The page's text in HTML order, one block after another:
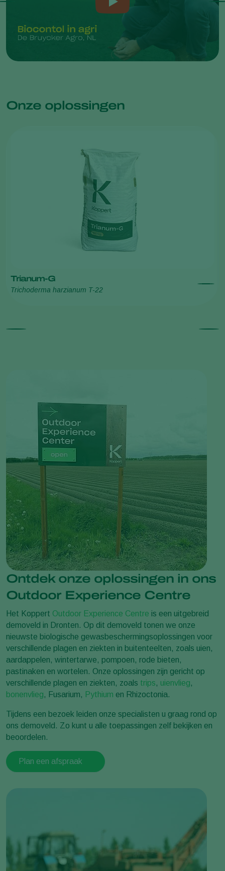
vijanden tegen trips is het belangrijk om preventief te werk
Orius is relatief gemakkelijk en vergt slechts twee á drie
toepassingen naast het planten van de bankerplanten.
Onze oplossingen
Trianum-G
Trichoderma harzianum T-22
Ontdek onze oplossingen in ons
Outdoor Experience Centre
Het Koppert Outdoor Experience Centre is een uitgebreid
demoveld in Dronten. Op dit demoveld tonen we onze
nieuwste biologische gewasbeschermingsoplossingen voor
verschillende plagen en ziekten in buitenteelten, zoals uien,
aardappelen, wintertarwe, pompoen, rode bieten,
pastinaken en wortelen. Onze oplossingen zijn gericht op
verschillende plagen en ziekten, zoals trips, uienvlieg,
bonenvlieg, Fusarium, Pythium en Rhizoctonia.
Tijdens een bezoek leiden onze specialisten u graag rond op
ons demoveld. Zo kunt u alle toepassingen zelf bekijken en
beoordelen.
Plan een afspraak